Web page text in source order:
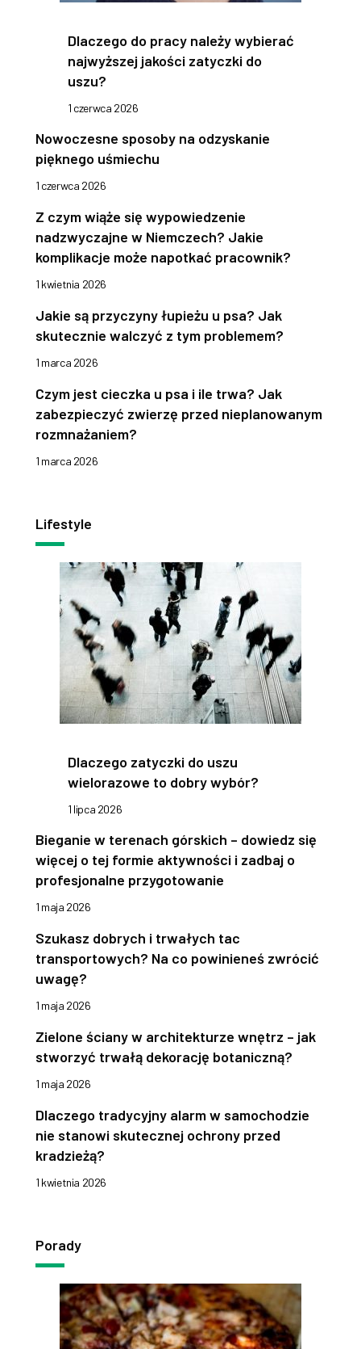
Dlaczego do pracy należy wybierać
najwyższej jakości zatyczki do
uszu?
1 czerwca 2026
Nowoczesne sposoby na odzyskanie
pięknego uśmiechu
1 czerwca 2026
Z czym wiąże się wypowiedzenie
nadzwyczajne w Niemczech? Jakie
komplikacje może napotkać pracownik?
1 kwietnia 2026
Jakie są przyczyny łupieżu u psa? Jak
skutecznie walczyć z tym problemem?
1 marca 2026
Czym jest cieczka u psa i ile trwa? Jak
zabezpieczyć zwierzę przed nieplanowanym
rozmnażaniem?
1 marca 2026
Lifestyle
Dlaczego zatyczki do uszu
wielorazowe to dobry wybór?
1 lipca 2026
Bieganie w terenach górskich – dowiedz się
więcej o tej formie aktywności i zadbaj o
profesjonalne przygotowanie
1 maja 2026
Szukasz dobrych i trwałych tac
transportowych? Na co powinieneś zwrócić
uwagę?
1 maja 2026
Zielone ściany w architekturze wnętrz – jak
stworzyć trwałą dekorację botaniczną?
1 maja 2026
Dlaczego tradycyjny alarm w samochodzie
nie stanowi skutecznej ochrony przed
kradzieżą?
1 kwietnia 2026
Porady